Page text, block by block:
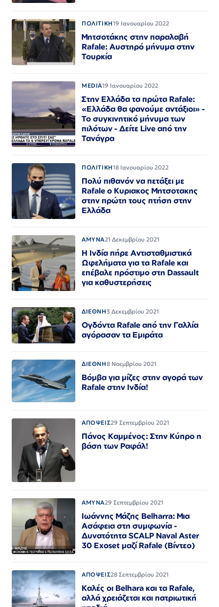
ΠΟΛΙΤΙΚΗ19 Ιανουαρίου 2022
Μητσοτάκης στην παραλαβή
Rafale: Αυστηρό μήνυμα στην
Τουρκία
MEDIA19 Ιανουαρίου 2022
Στην Ελλάδα τα πρώτα Rafale:
«Ελλάδα θα φανούμε αντάξιοι» -
Το συγκινητικό μήνυμα των
πιλότων - Δείτε Live από την
Τανάγρα
ΠΟΛΙΤΙΚΗ18 Ιανουαρίου 2022
Πολύ πιθανόν να πετάξει με
Rafale ο Κυριακος Μητσοτακης
στην πρώτη τους πτήση στην
Ελλάδα
ΑΜΥΝΑ21 Δεκεμβρίου 2021
Η Ινδία πήρε Αντισταθμιστικά
Ωφελήματα για τα Rafale και
επέβαλε πρόστιμο στη Dassault
για καθυστερήσεις
ΔΙΕΘΝΗ3 Δεκεμβρίου 2021
Ογδόντα Rafale από την Γαλλία
αγόρασαν τα Εμιράτα
ΔΙΕΘΝΗ8 Νοεμβρίου 2021
Βόμβα για μίζες στην αγορά των
Rafale στην Ινδία!
ΑΠΟΨΕΙΣ29 Σεπτεμβρίου 2021
Πάνος Καμμένος: Στην Κύπρο η
βάση των Ραφάλ!
ΑΜΥΝΑ29 Σεπτεμβρίου 2021
Ιωάννης Μάζης Belharra: Μια
Ασάφεια στη συμφωνία -
Δυνατότητα SCALP Naval Aster
30 Exoset μαζί Rafale (Βίντεο)
ΑΠΟΨΕΙΣ28 Σεπτεμβρίου 2021
Καλές οι Belhara και τα Rafale,
αλλά χρειάζεται και πατριωτική